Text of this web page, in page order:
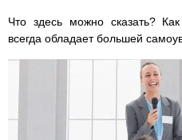
Что здесь можно сказать?
всегда обладает большей